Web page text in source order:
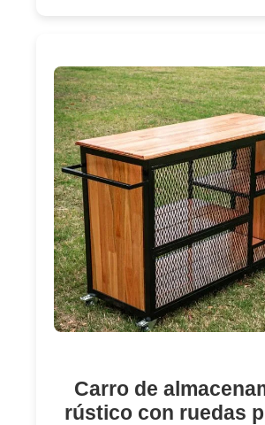
Carro de
rústico con ruedas